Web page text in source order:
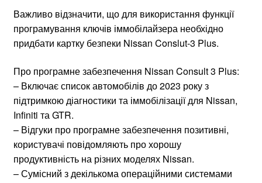
Важливо відзначити, що для використання функції
програмування ключів іммобілайзера необхідно
придбати картку безпеки Nissan Conslut-3 Plus.
Про програмне забезпечення Nissan Consult 3 Plus:
– Включає список автомобілів до 2023 року з
підтримкою діагностики та іммобілізації для Nissan,
Infiniti та GTR.
– Відгуки про програмне забезпечення позитивні,
користувачі повідомляють про хорошу
продуктивність на різних моделях Nissan.
– Сумісний з декількома операційними системами